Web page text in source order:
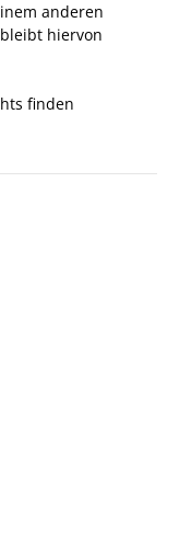
anderen
hiervon
finden